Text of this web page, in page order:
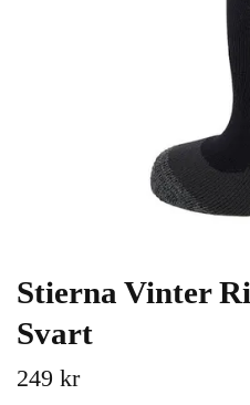
Stierna Vinter
Svart
249 kr